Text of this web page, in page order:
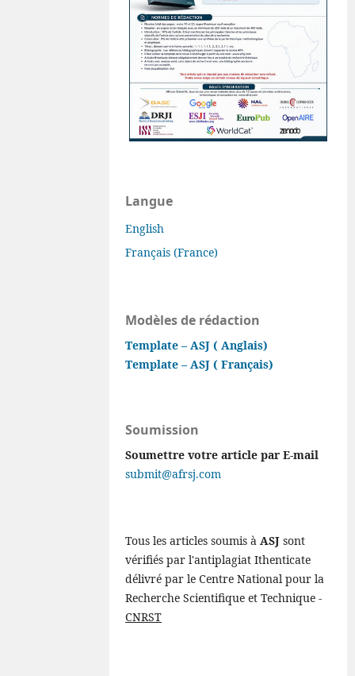
Langue
English
Français (France)
Modèles de rédaction
Template – ASJ ( Anglais)
Template – ASJ ( Français)
Soumission
Soumettre votre article par E-mail
submit@afrsj.com
Tous les articles soumis à ASJ sont
vérifiés par l'antiplagiat Ithenticate
délivré par le Centre National pour la
Recherche Scientifique et Technique -
CNRST